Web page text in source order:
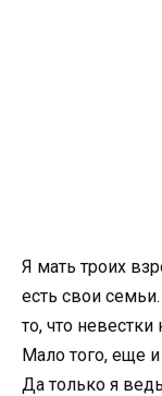
Я мать троих
есть свои
то, что
Мало того, еще и
Да только я